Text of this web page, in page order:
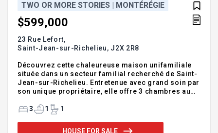
TWO OR MORE STORIES | MONTÉRÉGIE
$599,000
23 Rue Lefort,
Saint-Jean-sur-Richelieu, J2X 2R8
Découvrez cette chaleureuse maison unifamiliale
située dans un secteur familial recherché de Saint-
Jean-sur-Richelieu. Entretenue avec grand soin par
son unique propriétaire, elle offre 3 chambres au
foyer au rez-de-chaussée, un poêle au bois au
Implantée sur un vaste terrain de coin de 15 458 pi²,
3 1 1
HOUSE FOR SALE